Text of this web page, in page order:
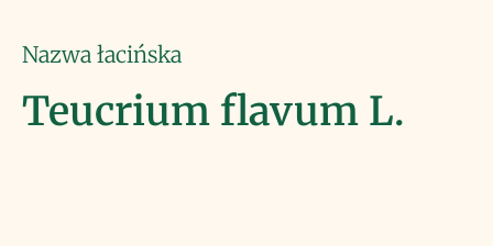
Nazwa łacińska
Teucrium flavum L.